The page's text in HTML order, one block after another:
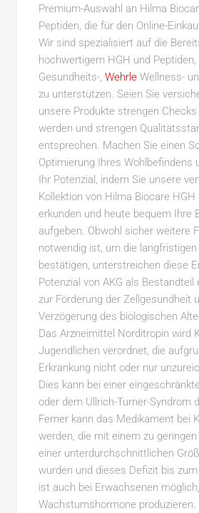
Premium-Auswahl an Hilma
Peptiden, die für den Online-
Wir sind spezialisiert auf die
hochwertigem HGH und Peptiden,
Gesundheits-, WehrleWellness-
zu unterstützen. Seien Sie
unsere Produkte strengen
werden und strengen
entsprechen. Machen Sie einen
Optimierung Ihres Wohlbefindens
Ihr Potenzial, indem Sie unsere
Kollektion von Hilma Biocare HGH
erkunden und heute bequem Ihre
aufgeben. Obwohl sicher weitere
notwendig ist, um die
bestätigen, unterstreichen diese
Potenzial von AKG als Bestandteil
zur Förderung der Zellgesundheit
Verzögerung des biologischen
Das Arzneimittel Norditropin wird
Jugendlichen verordnet, die
Erkrankung nicht oder nur
Dies kann bei einer
oder dem Ullrich-Turner-Syndrom
Ferner kann das Medikament bei
werden, die mit einem zu
einer unterdurchschnittlichen
wurden und dieses Defizit bis
ist auch bei Erwachsenen
Wachstumshormone produzieren.